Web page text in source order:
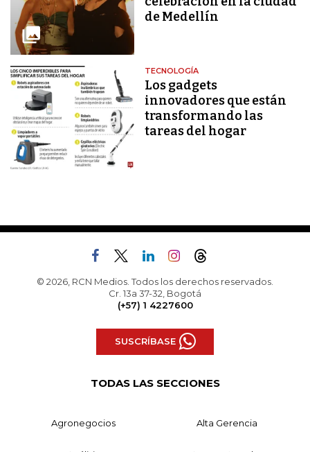
de Medellín
TECNOLOGÍA
Los gadgets
innovadores que están
transformando las
tareas del hogar
© 2026, RCN Medios. Todos los derechos reservados.
Cr. 13a 37-32, Bogotá
(+57) 1 4227600
SUSCRÍBASE
TODAS LAS SECCIONES
Agronegocios Alta Gerencia